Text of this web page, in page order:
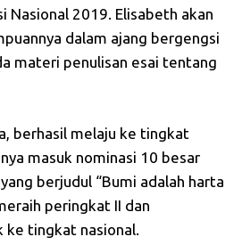
Nasional 2019. Elisabeth akan
dalam ajang bergengsi
materi penulisan esai tentang
berhasil melaju ke tingkat
masuk nominasi 10 besar
berjudul “Bumi adalah harta
peringkat II dan
ke tingkat nasional.